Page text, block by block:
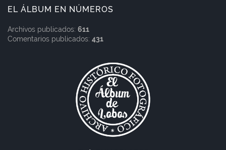
EL ÁLBUM EN NÚMEROS
Archivos publicados: 611
Comentarios publicados: 431